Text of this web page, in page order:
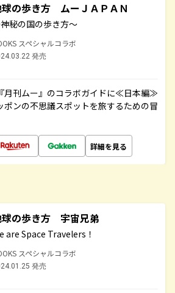
の歩き方 ムーＪＡＰＡＮ
秘の国の歩き方～
スペシャルコラボ
発売
月刊ムー』のコラボガイドに≪日本編≫
ポンの不思議スポットを旅するための冒
詳細を見る
球の歩き方 宇宙兄弟
are Space Travelers！
スペシャルコラボ
発売